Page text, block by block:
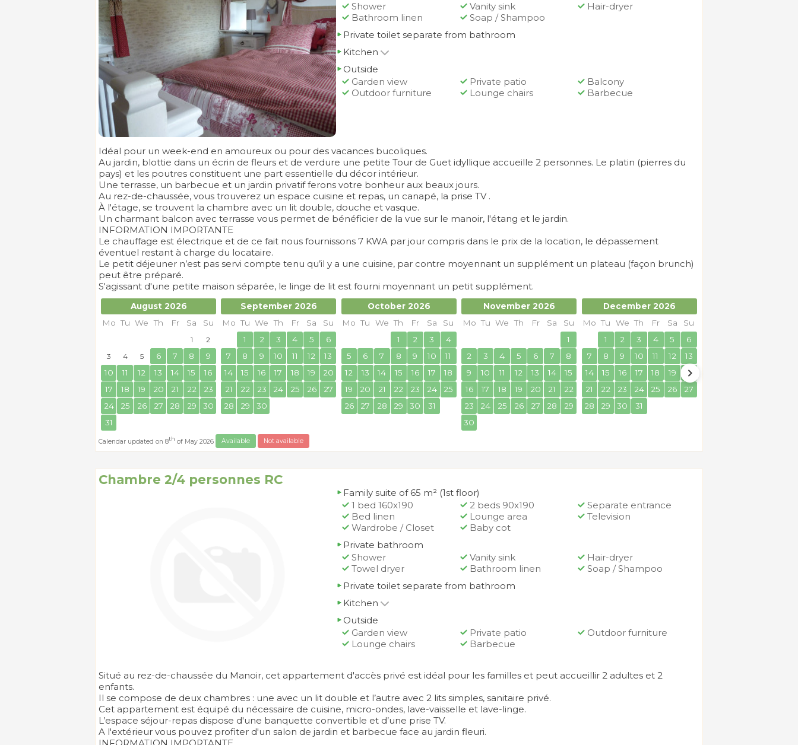
Shower
Vanity sink
Hair-dryer
Bathroom linen
Soap / Shampoo
Private toilet separate from bathroom
Kitchen
Outside
Garden view
Private patio
Balcony
Outdoor furniture
Lounge chairs Barbecue
Idéal pour un week-end en amoureux ou pour des vacances bucoliques.
Au jardin, blottie dans un écrin de fleurs et de verdure une petite Tour de Guet idyllique accueille 2 personnes. Le platin (pierres du
pays) et les poutres constituent une part essentielle du décor intérieur.
Une terrasse, un barbecue et un jardin privatif ferons votre bonheur aux beaux jours.
Au rez-de-chaussée, vous trouverez un espace cuisine et repas, un canapé, la prise TV .
À l'étage, se trouvent la chambre avec un lit double, douche et vasque.
Un charmant balcon avec terrasse vous permet de bénéficier de la vue sur le manoir, l'étang et le jardin.
INFORMATION IMPORTANTE
Le chauffage est électrique et de ce fait nous fournissons 7 KWA par jour compris dans le prix de la location, le dépassement
éventuel restant à charge du locataire.
Le petit déjeuner n’est pas servi compte tenu qu’il y a une cuisine, par contre moyennant un supplément un plateau (façon brunch)
peut être préparé.
S'agissant d'une petite maison séparée, le linge de lit est fourni moyennant un petit supplément.
August 2026
Mo Tu We Th Fr Sa Su
1
2
3
4 5 6 7 8
9
10
11 12 13 14 15
16
17
18 19 20 21 22
23
24
25 26 27 28 29
30
31
September 2026
Mo Tu We Th Fr Sa
Su
1
2 3 4 5
6
7
8 9 10 11 12
13
14
15 16 17 18 19
20
21
22 23 24 25 26
27
28
29 30
October 2026
Mo Tu We Th Fr Sa
Su
1
2 3
4
5
6 7 8 9 10
11
12
13 14 15 16 17
18
19
20 21 22 23 24
25
26
27 28 29 30 31
November 2026
Mo Tu We Th Fr Sa
Su
1
2
3 4 5 6 7
8
9
10 11 12 13 14
15
16
17 18 19 20 21
22
23
24 25 26 27 28
29
30
December 2026
Mo Tu We Th Fr Sa
Su
1
2 3 4 5
6
7
8 9 10 11 12
13
14
15 16 17 18 19
20
21
22 23 24 25 26
27
28
29 30 31
Calendar updated on 8th of May 2026 Available Not available
Chambre 2/4 personnes RC
Family suite of 65 m² (1st floor)
1 bed 160x190
2 beds 90x190
Separate entrance
Bed linen
Lounge area
Television
Wardrobe / Closet
Baby cot
Private bathroom
Shower
Vanity sink
Hair-dryer
Towel dryer
Bathroom linen
Soap / Shampoo
Private toilet separate from bathroom
Kitchen
Outside
Garden view
Private patio
Outdoor furniture
Lounge chairs
Barbecue
Situé au rez-de-chaussée du Manoir, cet appartement d'accès privé est idéal pour les familles et peut accueillir 2 adultes et 2
enfants.
Il se compose de deux chambres : une avec un lit double et l’autre avec 2 lits simples, sanitaire privé.
Cet appartement est équipé du nécessaire de cuisine, micro-ondes, lave-vaisselle et lave-linge.
L’espace séjour-repas dispose d'une banquette convertible et d’une prise TV.
A l'extérieur vous pouvez profiter d'un salon de jardin et barbecue face au jardin fleuri.
INFORMATION IMPORTANTE